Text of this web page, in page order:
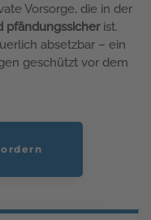
Vorsorge, die in der
pfändungssicherist.
absetzbar – ein
geschützt vor dem